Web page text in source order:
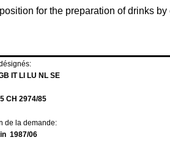
for the preparation of drinks
IT LI LU NL SE
CH 2974/85
de la demande:
1987/06